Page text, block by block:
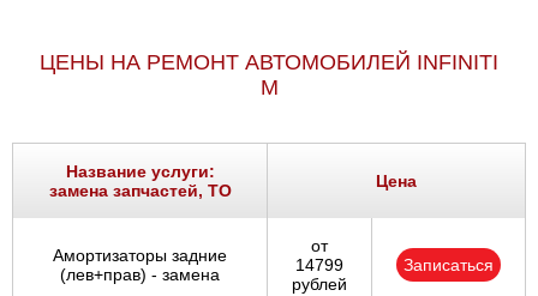
ЦЕНЫ НА РЕМОНТ АВТОМОБИЛЕЙ INFINITI
M
Название услуги:
замена запчастей, ТО
Цена
Амортизаторы задние
(лев+прав) - замена
от
14799
рублей
Записаться